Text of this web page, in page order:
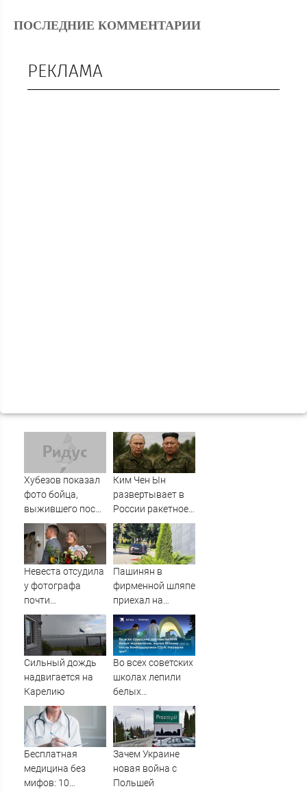
ПОСЛЕДНИЕ КОММЕНТАРИИ
РЕКЛАМА
Хубезов показал
фото бойца,
выжившего после
медведя и молнии
Ким Чен Ын
развертывает в
России ракетное
подразделение
для нанесения
ударов по
Украине
Невеста отсудила
у фотографа
почти
полмиллиона
Пашинян в
фирменной шляпе
приехал на
заседание
Межправсовета
ЕАЭС
Сильный дождь
надвигается на
Карелию
Во всех советских
школах лепили
белых
журавликов,
жалея Японию
после
бомбардировок
США. Неужели
зря?
Бесплатная
медицина без
мифов: 10
Зачем Украине
новая война с
Польшей